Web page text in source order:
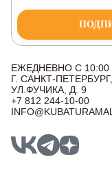
ЕЖЕДНЕВНО С 10:00
Г. САНКТ-ПЕТЕРБУРГ,
УЛ.ФУЧИКА, Д. 9
+7 812 244-10-00